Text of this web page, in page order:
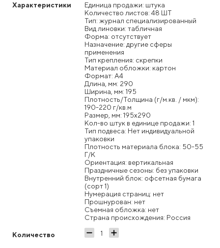
Характеристики
Единица продажи: штука
Количество листов: 48 ШТ
Тип: журнал специализированный
Вид линовки: табличная
Форма: отсутствует
Назначение: другие сферы
применения
Тип крепления: скрепки
Материал обложки: картон
Формат: А4
Длина, мм: 290
Ширина, мм: 195
Плотность/Толщина (г/м.кв. / мкм):
190-220 г/кв.м
Размер, мм: 195x290
Кол-во штук в единице продажи: 1
Тип подвеса: Нет индивидуальной
упаковки
Плотность материала блока: 50-55
Г/К
Ориентация: вертикальная
Праздничные сезоны: без упаковки
Внутренний блок: офсетная бумага
(сорт 1)
Нумерация страниц: нет
Прошнурован: нет
Съемная обложка: нет
Страна происхождения: Россия
Количество